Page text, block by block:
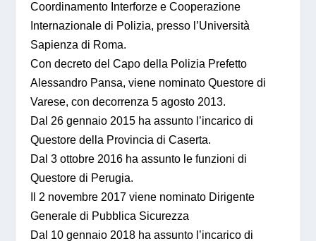
Coordinamento Interforze e Cooperazione
Internazionale di Polizia, presso l’Università
Sapienza di Roma.
Con decreto del Capo della Polizia Prefetto
Alessandro Pansa, viene nominato Questore di
Varese, con decorrenza 5 agosto 2013.
Dal 26 gennaio 2015 ha assunto l’incarico di
Questore della Provincia di Caserta.
Dal 3 ottobre 2016 ha assunto le funzioni di
Questore di Perugia.
Il 2 novembre 2017 viene nominato Dirigente
Generale di Pubblica Sicurezza
Dal 10 gennaio 2018 ha assunto l’incarico di